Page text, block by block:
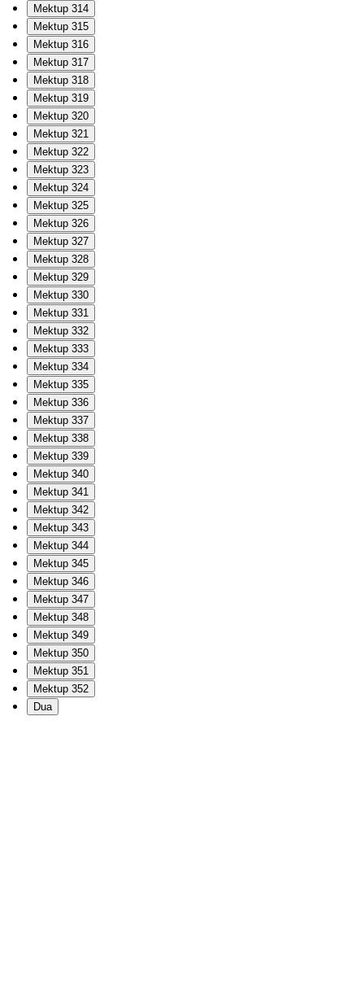
Mektup 314
Mektup 315
Mektup 316
Mektup 317
Mektup 318
Mektup 319
Mektup 320
Mektup 321
Mektup 322
Mektup 323
Mektup 324
Mektup 325
Mektup 326
Mektup 327
Mektup 328
Mektup 329
Mektup 330
Mektup 331
Mektup 332
Mektup 333
Mektup 334
Mektup 335
Mektup 336
Mektup 337
Mektup 338
Mektup 339
Mektup 340
Mektup 341
Mektup 342
Mektup 343
Mektup 344
Mektup 345
Mektup 346
Mektup 347
Mektup 348
Mektup 349
Mektup 350
Mektup 351
Mektup 352
Dua